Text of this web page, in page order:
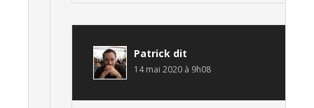
Patrick dit
14 mai 2020 à 9h08